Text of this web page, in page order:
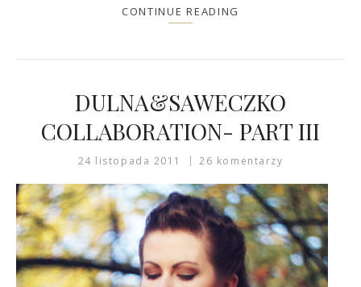
CONTINUE READING
DULNA&SAWECZKO
COLLABORATION- PART III
24 listopada 2011 26 komentarzy